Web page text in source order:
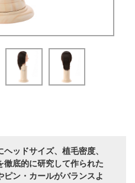
ッドサイズ、植毛密度、
徹底的に研究して作られた
ピン・カールがバランスよ